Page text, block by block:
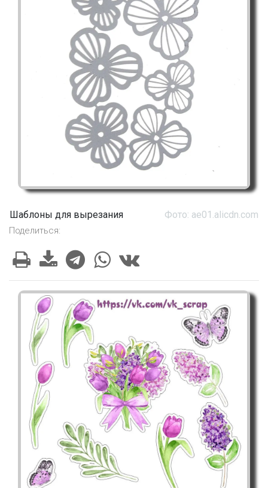
Шаблоны для вырезания Фото: ae01.alicdn.com
Поделиться: